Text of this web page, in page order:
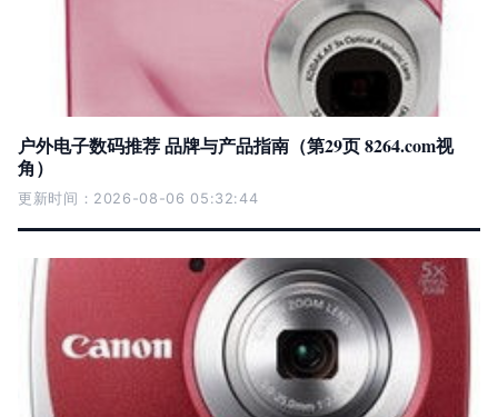
户外电子数码推荐 品牌与产品指南（第29页 8264.com视
角）
更新时间：2026-08-06 05:32:44